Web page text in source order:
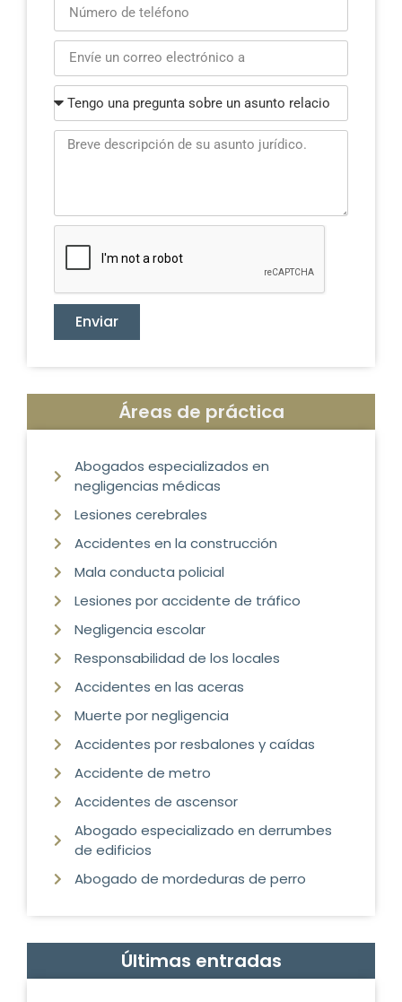
Enviar
Áreas de práctica
Abogados especializados en
negligencias médicas
Lesiones cerebrales
Accidentes en la construcción
Mala conducta policial
Lesiones por accidente de tráfico
Negligencia escolar
Responsabilidad de los locales
Accidentes en las aceras
Muerte por negligencia
Accidentes por resbalones y caídas
Accidente de metro
Accidentes de ascensor
Abogado especializado en derrumbes
de edificios
Abogado de mordeduras de perro
Últimas entradas